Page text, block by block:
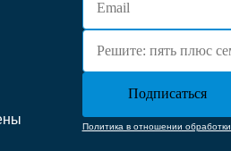
Политика в отношении